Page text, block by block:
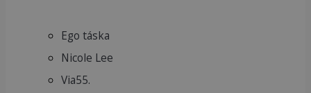
Ego táska
Nicole Lee
Via55.